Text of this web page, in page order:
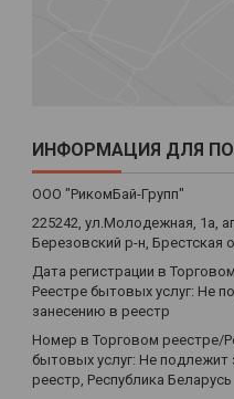
ИНФОРМАЦИЯ ДЛЯ
ООО "РикомБай-Групп"
225242, ул.Молодежная, 1а,
Березовский р-н, Брестская
Дата регистрации в
Реестре бытовых услуг: Не
занесению в реестр
Номер в Торговом реестре/
бытовых услуг: Не подлежит
реестр, Республика Беларусь